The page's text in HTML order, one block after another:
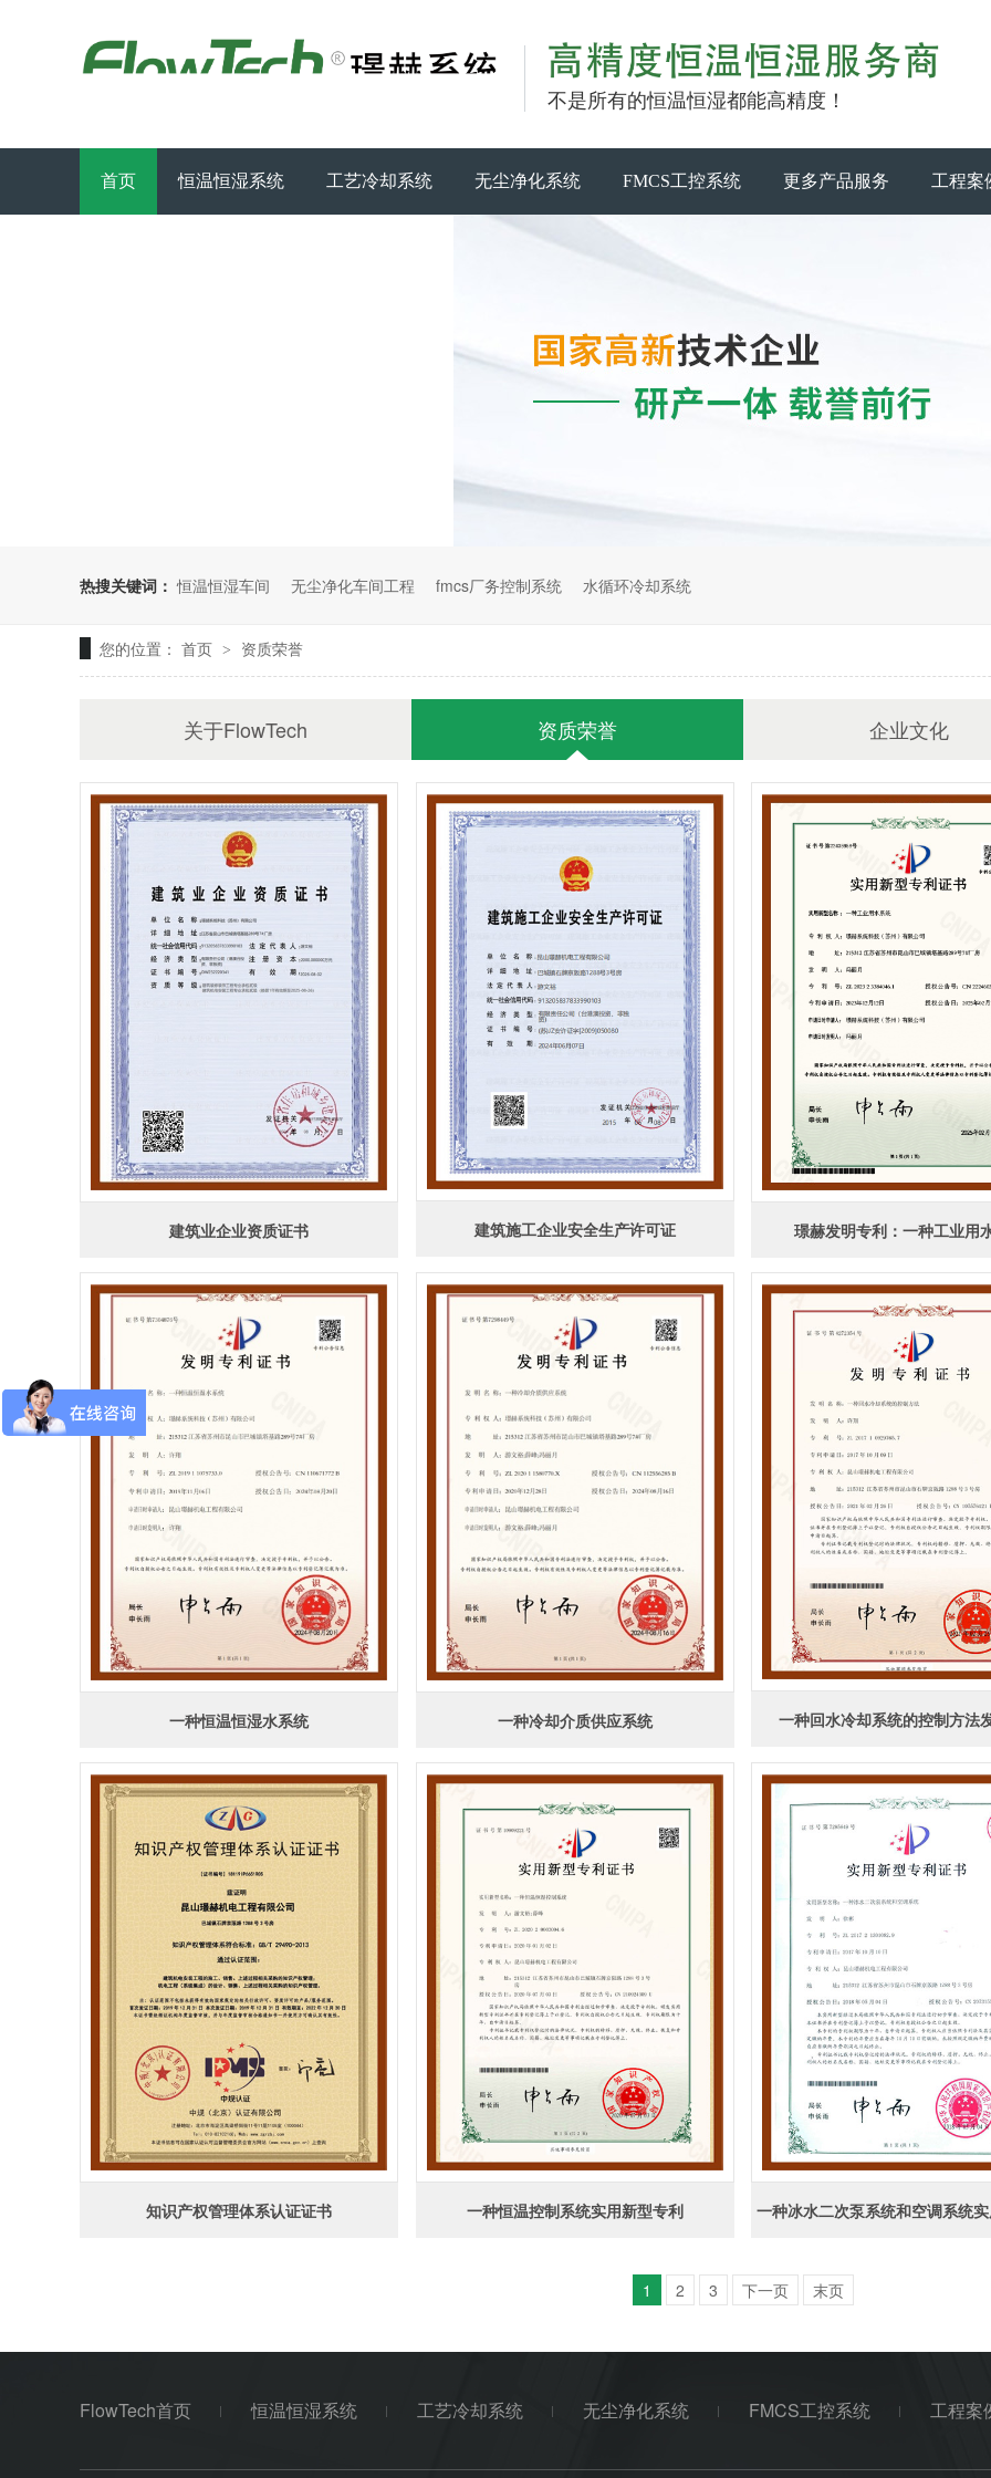
不是所有的恒温恒湿都能高精度！
首页 恒温恒湿系统 工艺冷却系统 无尘净化系统 FMCS工控系统 更多产品服务 工程案
热搜关键词： 恒温恒湿车间 无尘净化车间工程 fmcs厂务控制系统 水循环冷却系统
您的位置： 首页 > 资质荣誉
关于FlowTech 资质荣誉 企业文化
建筑业企业资质证书 建筑施工企业安全生产许可证 璟赫发明专利：一种工业用
一种恒温恒湿水系统 一种冷却介质供应系统 一种回水冷却系统的控制方法
知识产权管理体系认证证书 一种恒温控制系统实用新型专利
1 2 3 下一页 末页
FlowTech首页 恒温恒湿系统 工艺冷却系统 无尘净化系统 FMCS工控系统 工程案